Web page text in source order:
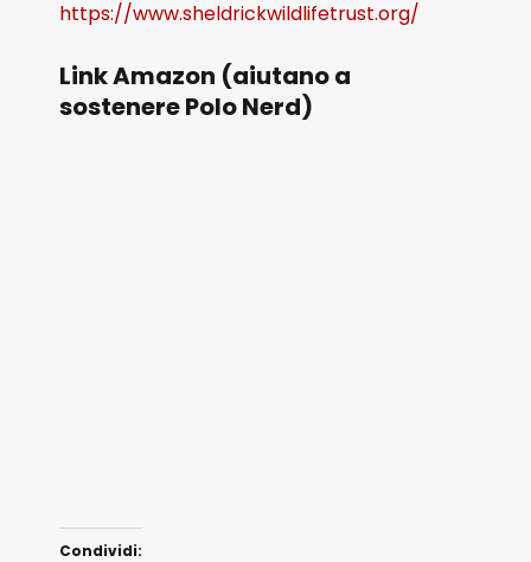
https://www.sheldrickwildlifetrust.org/
Link Amazon (aiutano a
sostenere Polo Nerd)
Condividi: